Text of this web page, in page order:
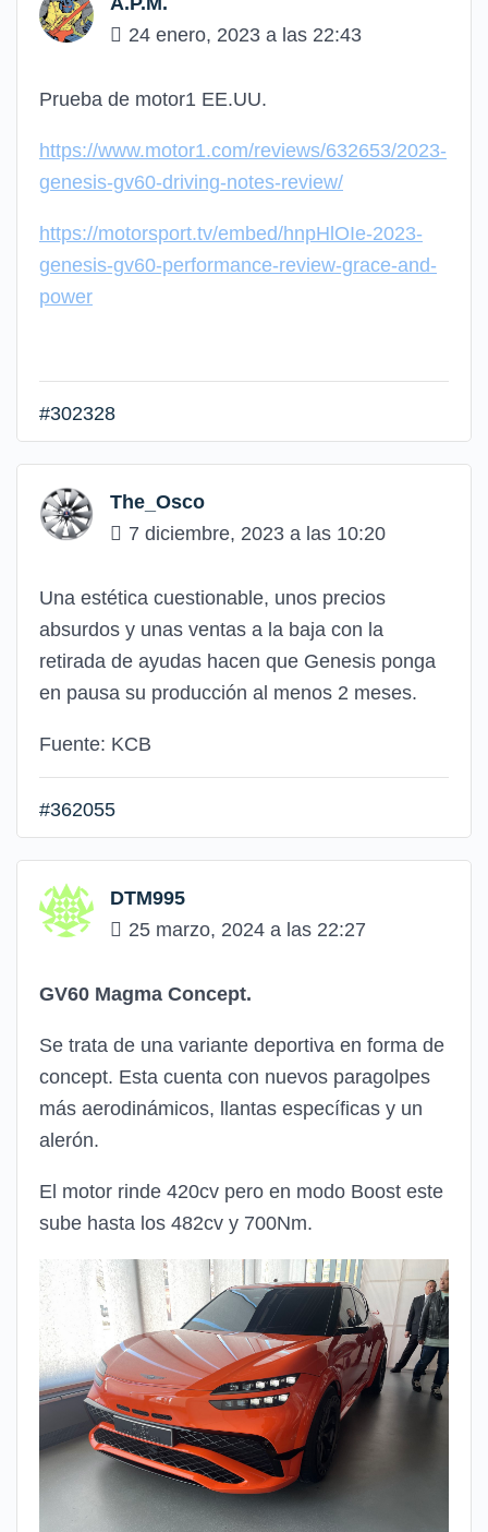
24 enero, 2023 a las 22:43
Prueba de motor1 EE.UU.
https://www.motor1.com/reviews/632653/2023-
genesis-gv60-driving-notes-review/
https://motorsport.tv/embed/hnpHlOIe-2023-
genesis-gv60-performance-review-grace-and-
power
#302328
The_Osco
7 diciembre, 2023 a las 10:20
Una estética cuestionable, unos precios
absurdos y unas ventas a la baja con la
retirada de ayudas hacen que Genesis ponga
en pausa su producción al menos 2 meses.
Fuente: KCB
#362055
DTM995
25 marzo, 2024 a las 22:27
GV60 Magma Concept.
Se trata de una variante deportiva en forma de
concept. Esta cuenta con nuevos paragolpes
más aerodinámicos, llantas específicas y un
alerón.
El motor rinde 420cv pero en modo Boost este
sube hasta los 482cv y 700Nm.